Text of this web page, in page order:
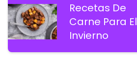
Recetas De
Carne Para El
Invierno